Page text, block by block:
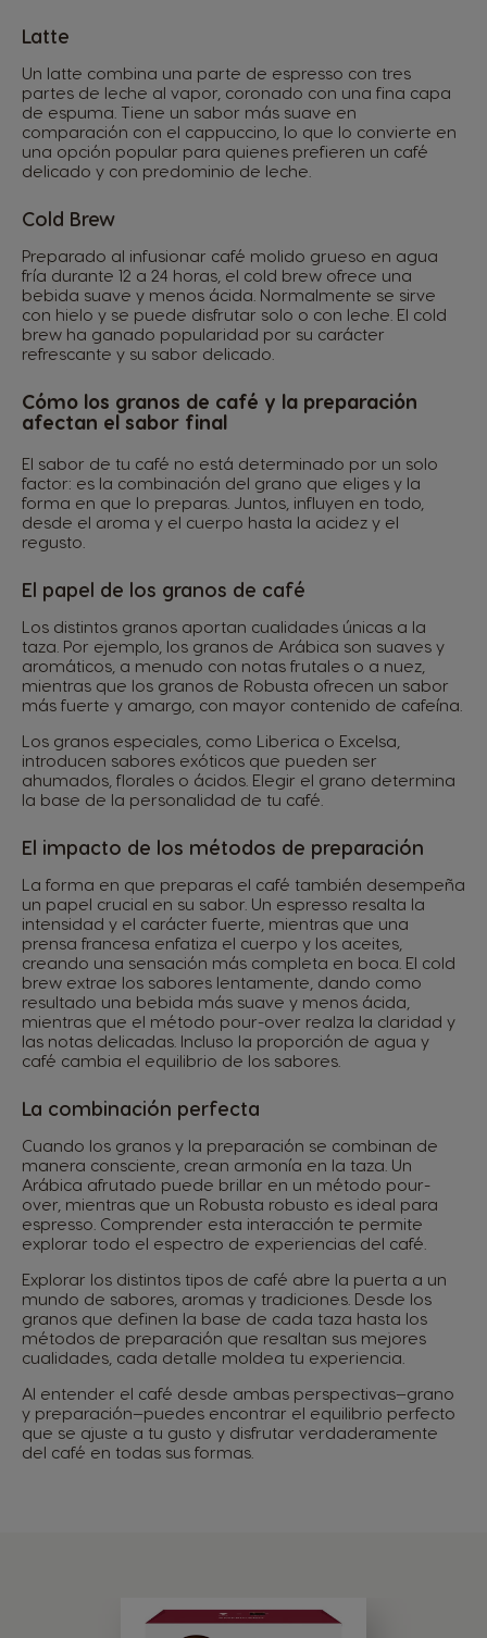
Latte
Un latte combina una parte de espresso con tres
partes de leche al vapor, coronado con una fina capa
de espuma. Tiene un sabor más suave en
comparación con el cappuccino, lo que lo convierte en
una opción popular para quienes prefieren un café
delicado y con predominio de leche.
Cold Brew
Preparado al infusionar café molido grueso en agua
fría durante 12 a 24 horas, el cold brew ofrece una
bebida suave y menos ácida. Normalmente se sirve
con hielo y se puede disfrutar solo o con leche. El cold
brew ha ganado popularidad por su carácter
refrescante y su sabor delicado.
Cómo los granos de café y la preparación
afectan el sabor final
El sabor de tu café no está determinado por un solo
factor: es la combinación del grano que eliges y la
forma en que lo preparas. Juntos, influyen en todo,
desde el aroma y el cuerpo hasta la acidez y el
regusto.
El papel de los granos de café
Los distintos granos aportan cualidades únicas a la
taza. Por ejemplo, los granos de Arábica son suaves y
aromáticos, a menudo con notas frutales o a nuez,
mientras que los granos de Robusta ofrecen un sabor
más fuerte y amargo, con mayor contenido de cafeína.
Los granos especiales, como Liberica o Excelsa,
introducen sabores exóticos que pueden ser
ahumados, florales o ácidos. Elegir el grano determina
la base de la personalidad de tu café.
El impacto de los métodos de preparación
La forma en que preparas el café también desempeña
un papel crucial en su sabor. Un espresso resalta la
intensidad y el carácter fuerte, mientras que una
prensa francesa enfatiza el cuerpo y los aceites,
creando una sensación más completa en boca. El cold
brew extrae los sabores lentamente, dando como
resultado una bebida más suave y menos ácida,
mientras que el método pour-over realza la claridad y
las notas delicadas. Incluso la proporción de agua y
café cambia el equilibrio de los sabores.
La combinación perfecta
Cuando los granos y la preparación se combinan de
manera consciente, crean armonía en la taza. Un
Arábica afrutado puede brillar en un método pour-
over, mientras que un Robusta robusto es ideal para
espresso. Comprender esta interacción te permite
explorar todo el espectro de experiencias del café.
Explorar los distintos tipos de café abre la puerta a un
mundo de sabores, aromas y tradiciones. Desde los
granos que definen la base de cada taza hasta los
métodos de preparación que resaltan sus mejores
cualidades, cada detalle moldea tu experiencia.
Al entender el café desde ambas perspectivas—grano
y preparación—puedes encontrar el equilibrio perfecto
que se ajuste a tu gusto y disfrutar verdaderamente
del café en todas sus formas.